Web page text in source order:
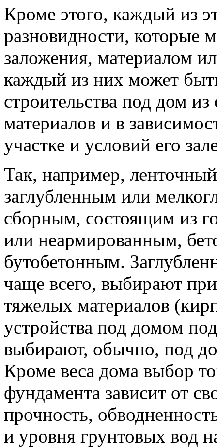
Кроме этого, каждый из
разновидности, которые
заложения, материалом
каждый из них может
строительства под дом
материалов и в
участке и условий его
Так, например,
заглубленным или
сборным, состоящим из
или неармированным,
бутобетонным.
чаще всего, выбирают
тяжелых материалов
устройства под домом
выбирают, обычно, под
Кроме веса дома выбор
фундамента зависит от
прочность,
и уровня грунтовых вод